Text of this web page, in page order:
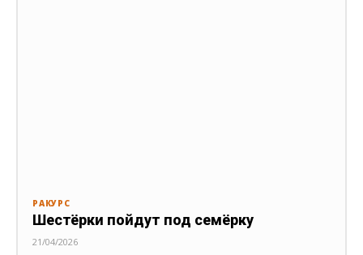
РАКУРС
Шестёрки пойдут под семёрку
21/04/2026